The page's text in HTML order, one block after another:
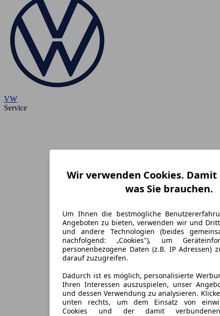
VW
Service
Wir verwenden Cookies.
was Sie brauchen.
Um Ihnen die bestmögliche
Angeboten zu bieten, verwenden wir und
und andere Technologien (beides
nachfolgend: „Cookies"), um
personenbezogene Daten (z.B. IP Adressen)
darauf zuzugreifen.
Dadurch ist es möglich, personalisierte
Ihren Interessen auszuspielen, unser
und dessen Verwendung zu analysieren.
unten rechts, um dem Einsatz von
Cookies und der damit